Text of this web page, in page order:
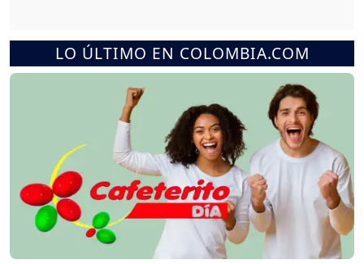
LO ÚLTIMO EN COLOMBIA.COM